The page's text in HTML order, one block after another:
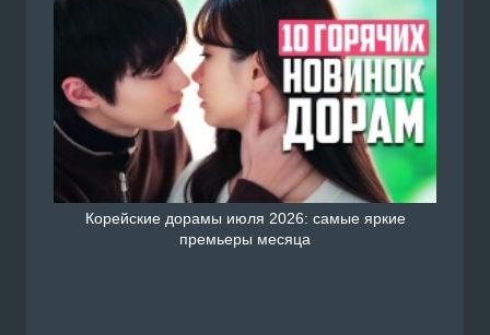
Корейские дорамы июля 2026: самые яркие
премьеры месяца